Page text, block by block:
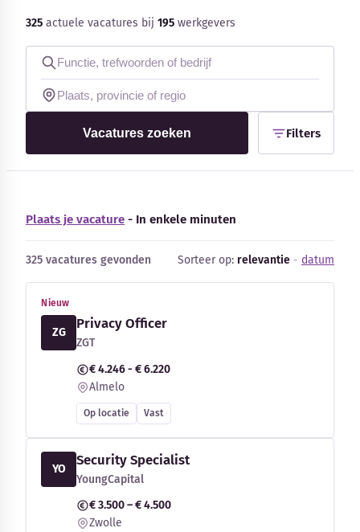
Externe bronnen
Woordenboek
Auteurs
325 actuele vacatures bij 195 werkgevers
Vacatures zoeken Filters
Plaats je vacature - In enkele minuten
325 vacatures gevonden Sorteer op: relevantie - datum
Nieuw
ZG
Privacy Officer
ZGT
€ 4.246 - € 6.220
Almelo
Op locatie Vast
YO
Security Specialist
YoungCapital
€ 3.500 – € 4.500
Zwolle